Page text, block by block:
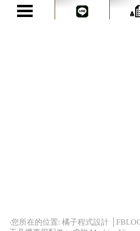
‧您所在的位置: 橘子程式設計